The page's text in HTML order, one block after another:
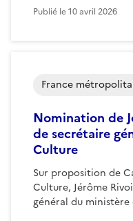
Publié le10 avril 2026
Nomination de
de secrétaire
Culture
Sur proposition de
Culture, Jérôme
général du ministère
France